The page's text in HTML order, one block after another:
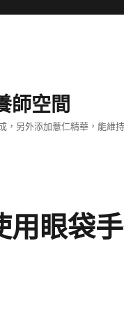
師空間
另外添加薏仁精華，能維
用眼袋